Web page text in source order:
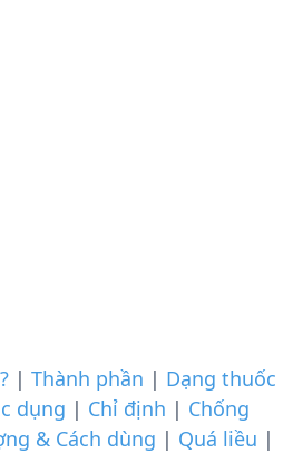
| Thành phần | Dạng thuốc
dụng | Chỉ định | Chống
& Cách dùng | Quá liều |